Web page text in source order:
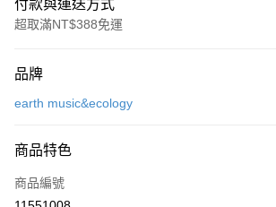
付款與運送方式
超取滿NT$388免運
信用卡一次付款
3 期 0 利率 每期
合作金庫商業銀行
超商取貨付款
品牌
earth music&ecology
商品特色
商品編號